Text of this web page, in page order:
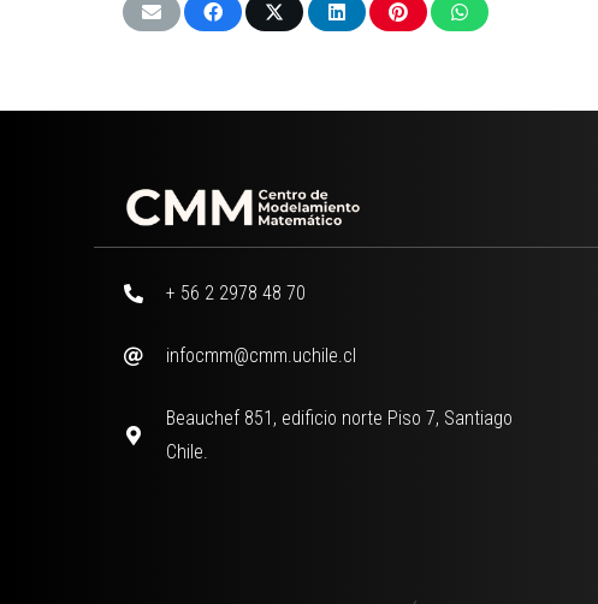
+ 56 2 2978 48 70
infocmm@cmm.uchile.cl
Beauchef 851, edificio norte Piso 7, Santiago
Chile.